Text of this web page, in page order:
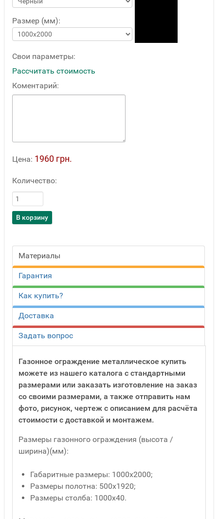
Размер (мм):
Свои параметры:
Рассчитать стоимость
Коментарий:
Цена: 1960 грн.
Количество:
Материалы
Гарантия
Как купить?
Доставка
Задать вопрос
Газонное ограждение металлическое купить
можете из нашего каталога с стандартными
размерами или заказать изготовление на заказ
со своими размерами, а также отправить нам
фото, рисунок, чертеж с описанием для расчёта
стоимости с доставкой и монтажем.
Размеры газонного ограждения (высота /
ширина)(мм):
Габаритные размеры: 1000х2000;
Размеры полотна: 500х1920;
Размеры столба: 1000х40.